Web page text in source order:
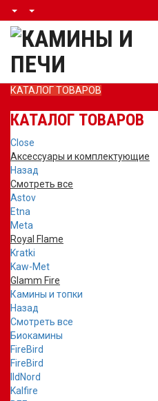
КАТАЛОГ ТОВАРОВ
КАТАЛОГ ТОВАРОВ
Close
Аксессуары и комплектующие
Назад
Смотреть все
Astov
Etna
Meta
Royal Flame
Kratki
Kaw-Met
Glamm Fire
Камины и топки
Назад
Смотреть все
Биокамины
FireBird
FireBird
IldNord
Kalfire